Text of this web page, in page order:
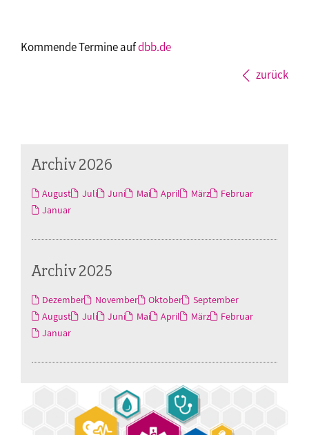
Kommende Termine aufdbb.de
zurück
Archiv 2026
August Juli Juni Mai April März
Februar
Januar
Archiv 2025
Dezember November Oktober
September
August
Juli Juni Mai April März
Februar
Januar